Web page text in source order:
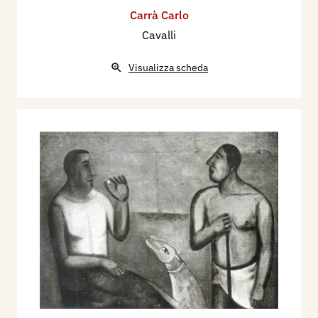
Carrà Carlo
Cavalli
Visualizza scheda